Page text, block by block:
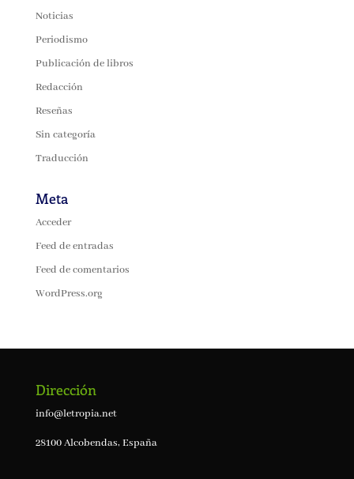
Noticias
Periodismo
Publicación de libros
Redacción
Reseñas
Sin categoría
Traducción
Meta
Acceder
Feed de entradas
Feed de comentarios
WordPress.org
Dirección
info@letropia.net
28100 Alcobendas, España